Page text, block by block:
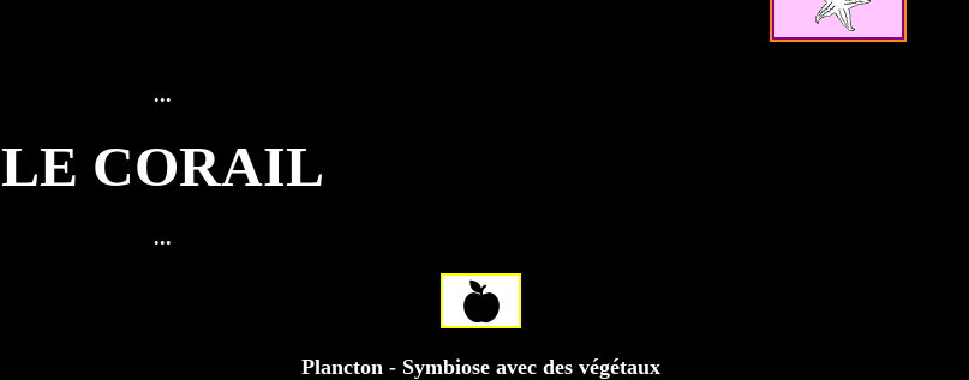
...
LE CORAIL
...
Plancton - Symbiose avec des végétaux